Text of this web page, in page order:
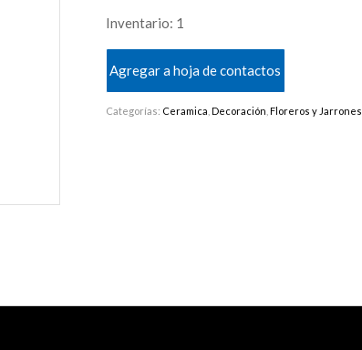
Inventario: 1
Agregar a hoja de contactos
Categorías: Ceramica ,Decoración ,Floreros y Jarrones